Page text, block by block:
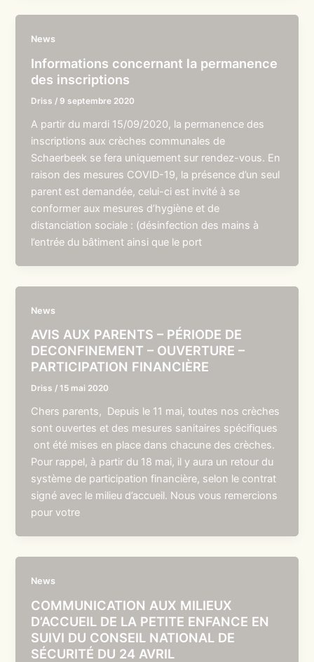
News
Informations concernant la permanence
des inscriptions
Driss / 9 septembre 2020
A partir du mardi 15/09/2020, la permanence des
inscriptions aux crèches communales de
Schaerbeek se fera uniquement sur rendez-vous. En
raison des mesures COVID-19, la présence d’un seul
parent est demandée, celui-ci est invité à se
conformer aux mesures d’hygiène et de
distanciation sociale : (désinfection des mains à
l’entrée du bâtiment ainsi que le port
News
AVIS AUX PARENTS – PÉRIODE DE
DECONFINEMENT – OUVERTURE –
PARTICIPATION FINANCIÈRE
Driss /15 mai 2020
Chers parents, Depuis le 11 mai, toutes nos crèches
sont ouvertes et des mesures sanitaires spécifiques
ont été mises en place dans chacune des crèches.
Pour rappel, à partir du 18 mai, il y aura un retour du
système de participation financière, selon le contrat
signé avec le milieu d’accueil. Nous vous remercions
pour votre
News
COMMUNICATION AUX MILIEUX
D’ACCUEIL DE LA PETITE ENFANCE EN
SUIVI DU CONSEIL NATIONAL DE
SÉCURITÉ DU 24 AVRIL